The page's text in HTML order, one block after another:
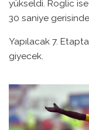
yükseldi. Roglic
30 saniye
Yapılacak 7.
giyecek.